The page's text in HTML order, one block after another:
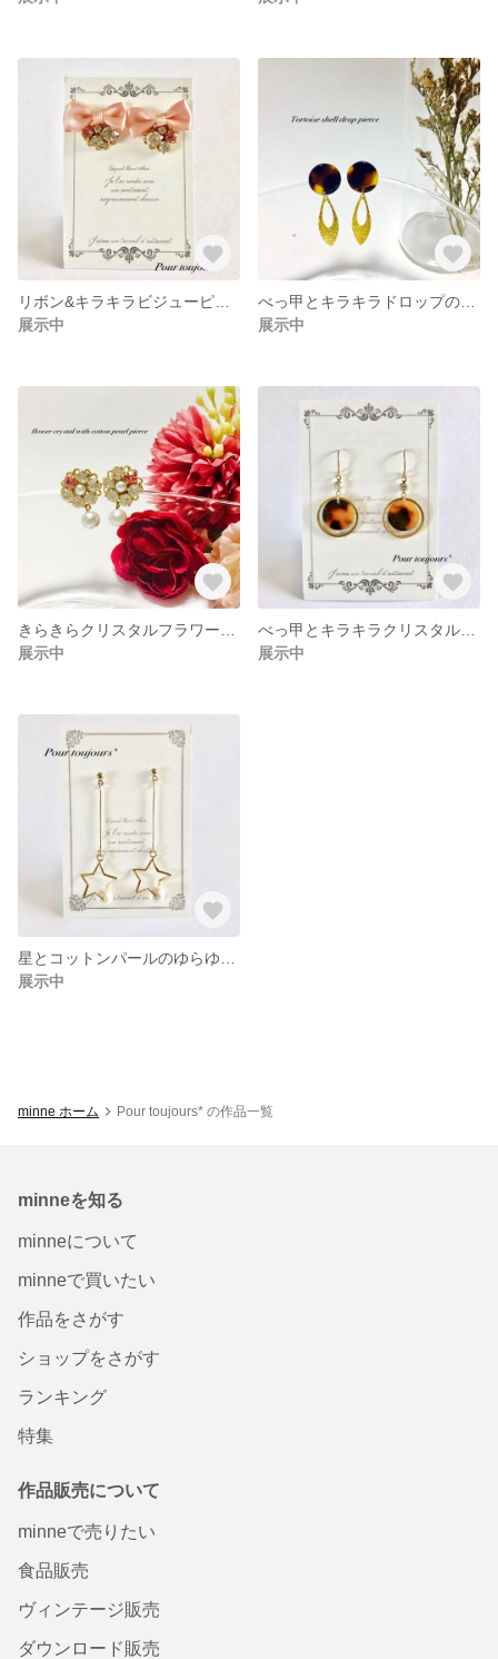
展示中
展示中
展示中
展示中
展示中
minne ホーム Pour toujours* の作品一覧
minneを知る
minneについて
minneで買いたい
作品をさがす
ショップをさがす
ランキング
特集
作品販売について
minneで売りたい
食品販売
ヴィンテージ販売
ダウンロード販売